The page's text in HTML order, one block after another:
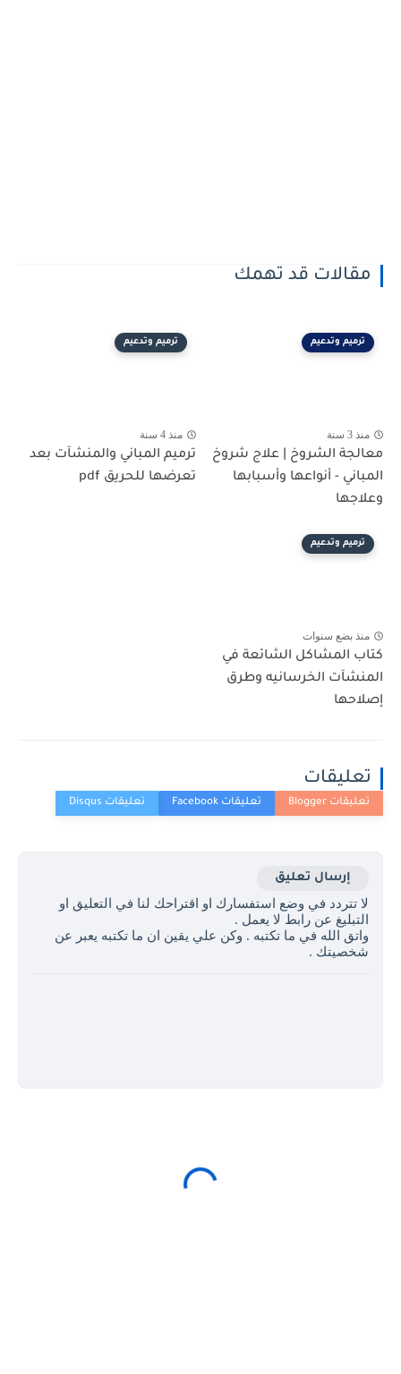
مقالات قد تهمك
ترميم وتدعيم
منذ 3 سنة
معالجة الشروخ | علاج شروخ
المباني - أنواعها وأسبابها
وعلاجها
ترميم وتدعيم
منذ 4 سنة
ترميم المباني والمنشآت بعد
تعرضها للحريق pdf
ترميم وتدعيم
منذ بضع سنوات
كتاب المشاكل الشائعة في
المنشآت الخرسانيه وطرق
إصلاحها
تعليقات
إرسال تعليق
لا تتردد في وضع استفسارك او اقتراحك لنا في التعليق او
التبليغ عن رابط لا يعمل .
واتق الله في ما تكتبه . وكن علي يقين ان ما تكتبه يعبر عن
شخصيتك .